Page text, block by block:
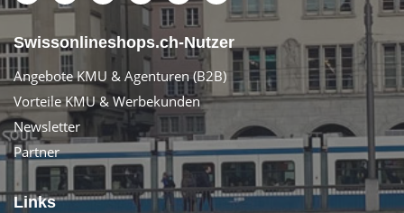
Swissonlineshops.ch-Nutzer
Angebote KMU & Agenturen (B2B)
Vorteile KMU & Werbekunden
Newsletter
Partner
Links